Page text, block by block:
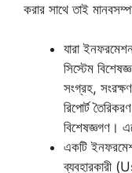
করার সাথে তাই
যারা
সিস্টেম
সংগ্রহ,
রিপোর্ট
বিশেষজ্ঞগণ।
একটি
ব্যবহারকারী